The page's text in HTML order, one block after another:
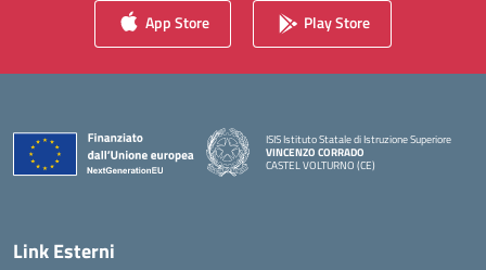
App Store Play Store
ISIS Istituto Statale di Istruzione Superiore
VINCENZO CORRADO
CASTEL VOLTURNO (CE)
Link Esterni